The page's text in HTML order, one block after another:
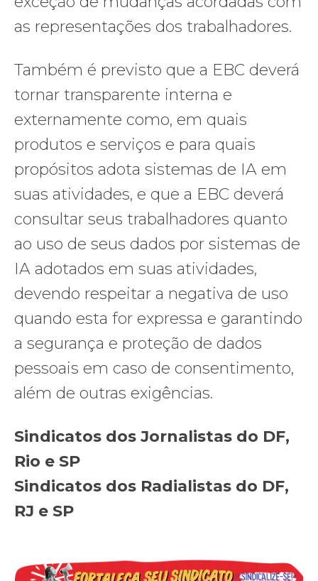
as representações dos trabalhadores.
Também é previsto que a EBC deverá
tornar transparente interna e
externamente como, em quais
produtos e serviços e para quais
propósitos adota sistemas de IA em
suas atividades, e que a EBC deverá
consultar seus trabalhadores quanto
ao uso de seus dados por sistemas de
IA adotados em suas atividades,
devendo respeitar a negativa de uso
quando esta for expressa e garantindo
a segurança e proteção de dados
pessoais em caso de consentimento,
além de outras exigências.
Sindicatos dos Jornalistas do DF,
Rio e SP
Sindicatos dos Radialistas do DF,
RJ e SP